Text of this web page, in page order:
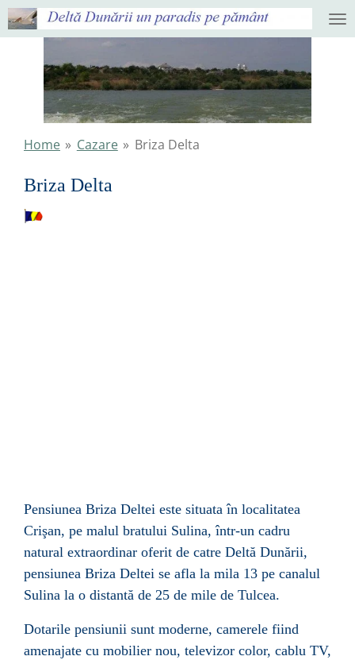
Ga
direct
hoofdinhoud
Home » Cazare » Briza Delta
Briza Delta
Pensiunea Briza Deltei este situata în localitatea
Crişan, pe malul bratului Sulina, într-un cadru
natural extraordinar oferit de catre Deltă Dunării,
pensiunea Briza Deltei se afla la mila 13 pe canalul
Sulina la o distantă de 25 de mile de Tulcea.
Dotarile pensiunii sunt moderne, camerele fiind
amenajate cu mobilier nou, televizor color, cablu TV,